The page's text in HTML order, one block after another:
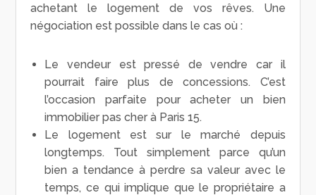
achetant le logement de vos rêves. Une
négociation est possible dans le cas où :
Le vendeur est pressé de vendre car il
pourrait faire plus de concessions. C’est
l’occasion parfaite pour acheter un bien
immobilier pas cher à Paris 15.
Le logement est sur le marché depuis
longtemps. Tout simplement parce qu’un
bien a tendance à perdre sa valeur avec le
temps, ce qui implique que le propriétaire a